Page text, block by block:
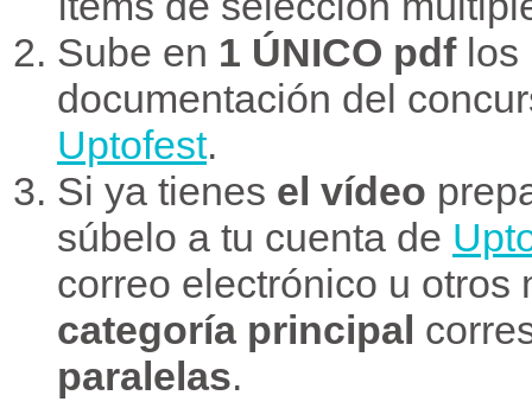
Sube en 1 ÚNICO pdflos
documentación del
Uptofest.
Si ya tienes el vídeo
súbelo a tu cuenta de
correo electrónico u otros
categoría principal
paralelas.